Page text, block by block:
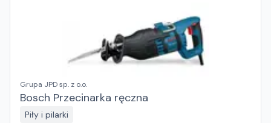
Grupa JPD sp. z o.o.
Bosch Przecinarka ręczna
Piły i pilarki